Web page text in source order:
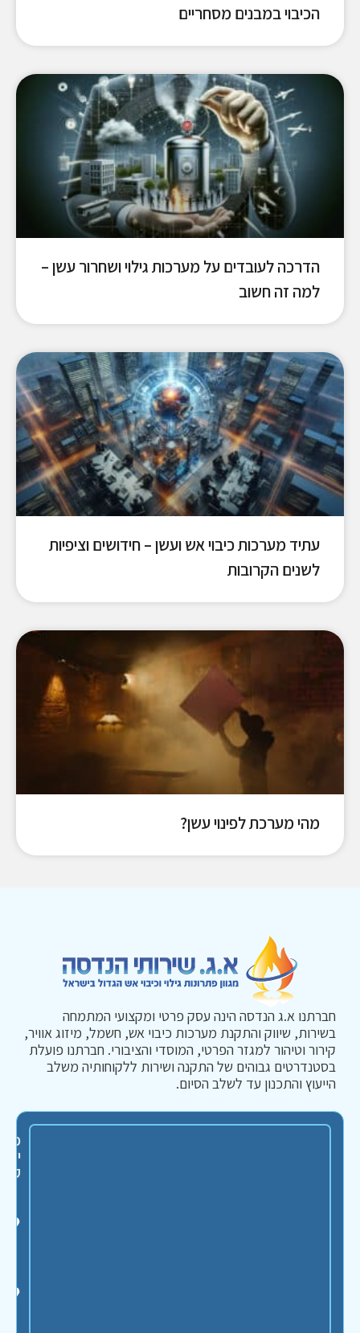
הכיבוי במבנים מסחריים
הדרכה לעובדים על מערכות גילוי ושחרור עשן –
למה זה חשוב
עתיד מערכות כיבוי אש ועשן – חידושים וציפיות
לשנים הקרובות
מהי מערכת לפינוי עשן?
חברתנו א.ג הנדסה הינה עסק פרטי ומקצועי המתמחה
בשירות, שיווק והתקנת מערכות כיבוי אש, חשמל, מיזוג אוויר,
קירור וטיהור למגזר הפרטי, המוסדי והציבורי. חברתנו פועלת
בסטנדרטים גבוהים של התקנה ושירות ללקוחותיה משלב
הייעוץ והתכנון עד לשלב הסיום.